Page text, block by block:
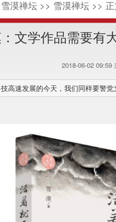
漠禅坛 >> 雪漠禅坛 >>
文学作品需要
2018-06-02 09:59
高速发展的今天，我们同样要警觉